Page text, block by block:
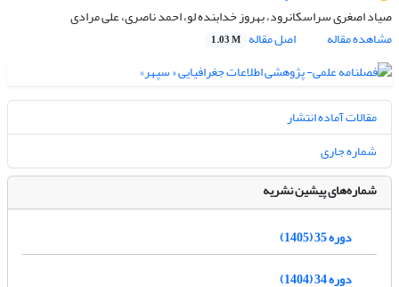
صیاد اصغری سراسکانرود، بهروز خدابنده لو، احمد ناصری، علی مرادی
مشاهده مقاله
اصل مقاله 1.03 M
مقالات آماده انتشار
شماره جاری
شماره‌های پیشین نشریه
دوره 35 (1405)
دوره 34 (1404)